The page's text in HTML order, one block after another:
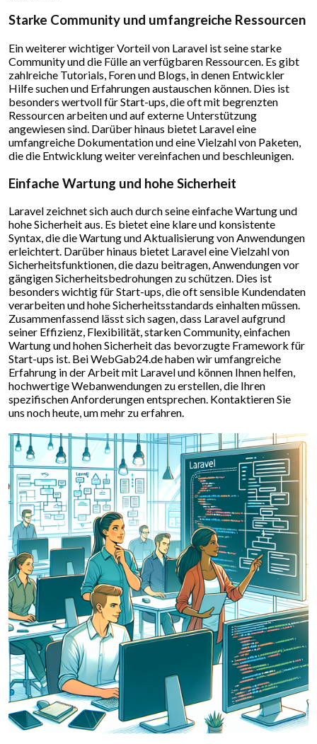
Starke Community und umfangreiche Ressourcen
Ein weiterer wichtiger Vorteil von Laravel ist seine starke
Community und die Fülle an verfügbaren Ressourcen. Es gibt
zahlreiche Tutorials, Foren und Blogs, in denen Entwickler
Hilfe suchen und Erfahrungen austauschen können. Dies ist
besonders wertvoll für Start-ups, die oft mit begrenzten
Ressourcen arbeiten und auf externe Unterstützung
angewiesen sind. Darüber hinaus bietet Laravel eine
umfangreiche Dokumentation und eine Vielzahl von Paketen,
die die Entwicklung weiter vereinfachen und beschleunigen.
Einfache Wartung und hohe Sicherheit
Laravel zeichnet sich auch durch seine einfache Wartung und
hohe Sicherheit aus. Es bietet eine klare und konsistente
Syntax, die die Wartung und Aktualisierung von Anwendungen
erleichtert. Darüber hinaus bietet Laravel eine Vielzahl von
Sicherheitsfunktionen, die dazu beitragen, Anwendungen vor
gängigen Sicherheitsbedrohungen zu schützen. Dies ist
besonders wichtig für Start-ups, die oft sensible Kundendaten
verarbeiten und hohe Sicherheitsstandards einhalten müssen.
Zusammenfassend lässt sich sagen, dass Laravel aufgrund
seiner Effizienz, Flexibilität, starken Community, einfachen
Wartung und hohen Sicherheit das bevorzugte Framework für
Start-ups ist. Bei WebGab24.de haben wir umfangreiche
Erfahrung in der Arbeit mit Laravel und können Ihnen helfen,
hochwertige Webanwendungen zu erstellen, die Ihren
spezifischen Anforderungen entsprechen. Kontaktieren Sie
uns noch heute, um mehr zu erfahren.